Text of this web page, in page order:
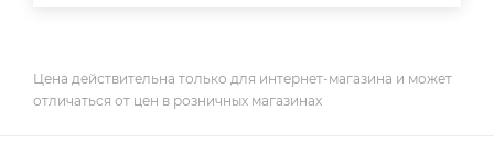
Цена действительна только для интернет-магазина и может
отличаться от цен в розничных магазинах